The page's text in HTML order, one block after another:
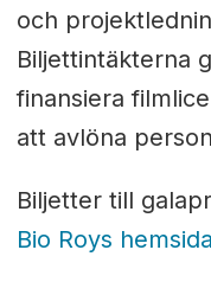
och
Biljettintäkterna
finansiera
att avlöna
Biljetter till
Bio Roys hemsida